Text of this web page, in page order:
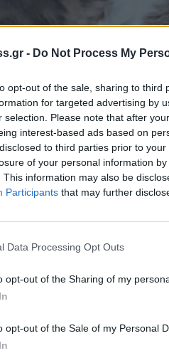
- Do Not Process My
opt-out of the sale, sharing to
for targeted advertising by
selection. Please note that after
interest-based ads based on
to third parties prior to
of your personal information
This information may also be
Participants that may further
Data Processing Opt Outs
opt-out of the Sharing of my
opt-out of the Sale of my Personal
γάτα;
γάτα και την
θα ήταν
λατρευόταν ως θεά, και
η εντύπωση πως η
όμως, η
παλαιότερα ευρήματα